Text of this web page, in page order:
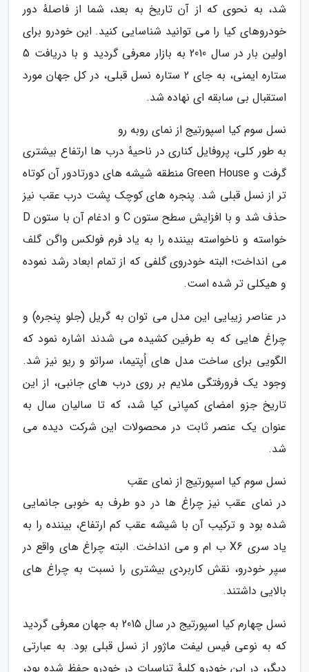
شد، به نحوی که از آن تاریخ به بعد، شما از فاصلهٔ دور
خودروهای کیا را می توانید شناسایی کنید. این خودرو برای
اولین بار در سال 2010 به بازار معرفی گردید و با دریافت 5
ستاره ایمنی، به جای 2 ستاره نسل قبلی، در کل جهان مورد
استقبال بی سابقه ای نهاده شد.
نسل سوم کیا اسپورتیج از نمای روبه رو
به طور کلی، پروفایل کناری در ناحیهٔ درب ها ارتفاع بیشتری
گرفت و Green House منطقه شیشه های دورتادور آن کوتاه
تر از نسل قبلی شد. پنجره های کوچک پشت درب عقب نیز
حذف شد و با افزایش سطح ستون C و ادغام آن با ستون D
خواسته و ناخواسته بیننده را به یاد فرم فولکس واگن گلف
می انداخت؛ البته خودروی گلفی که از تمام ابعاد رشد نموده
و هیکلی تر شده است.
در عناصر زیبایی این مدل می توان به گریل (جلو پنجره) و
چراغ هایی که به طرفین کشیده می شدند اشاره نمود که
الگویی برای ساخت مدل های اُپتیما، سراتو و ریو نیز شد.
وجود یک فرورفتگی ملایم بر روی درب های جانبی، از این
تاریخ جزو امضای کمپانی کیا شد، که تا سالیان سال به
عنوان یک عنصر ثابت در محصولات این شرکت دیده می
شد.
نسل سوم کیا اسپورتیج از نمای عقب
در نمای عقب نیز چراغ ها در دو طرف به خوبی جانمایی
شده بود و ترکیب آن با شیشه عقب کم ارتفاع، بیننده را به
یاد سری X6 ب ام و می انداخت. البته چراغ های واقع در
سپر خودرو، نقش کاربردی بیشتری را نسبت به چراغ های
بالایی داشتند.
نسل چهارم کیا اسپورتیج در سال 2015 به جهان معرفی گردید
که به نوعی فیس لیفت ماژور از نسل قبلی بود. به عبارتی
دیگر، در این خودرو کلیهٔ تناسبات در خودرو حفظ شده بود،